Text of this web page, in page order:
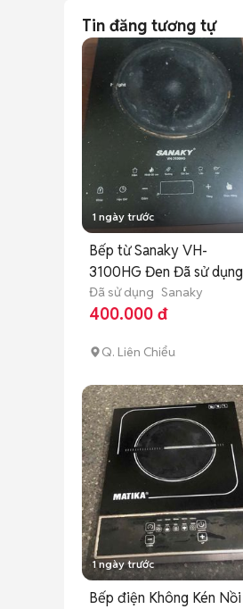
Tin đăng tương tự
1 ngày trước
Bếp từ Sanaky VH-
3100HG Đen Đã sử dụng
Đã sử dụng Sanaky
400.000 đ
Q. Liên Chiểu
1 ngày trước
Bếp điện Không Kén Nồi